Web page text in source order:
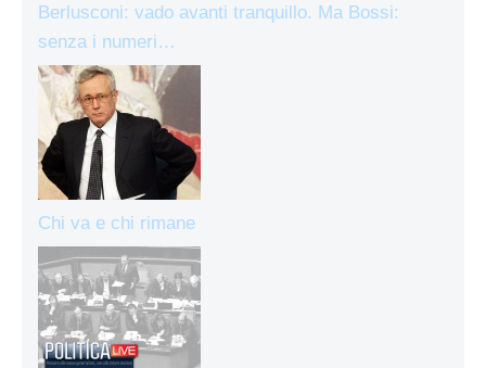
Berlusconi: vado avanti tranquillo. Ma Bossi:
senza i numeri…
Chi va e chi rimane